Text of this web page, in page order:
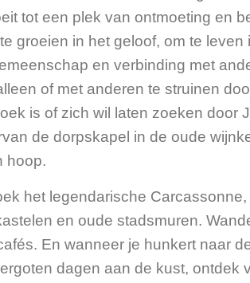
tot een plek van ontmoeting en
groeien in het geloof, om te leven
en verbinding met
of met anderen te struinen
is of zich wil laten zoeken door
de dorpskapel in de oude
hoop.
het legendarische
en oude stadsmuren.
En wanneer je hunkert naar
dagen aan de kust, ontdek